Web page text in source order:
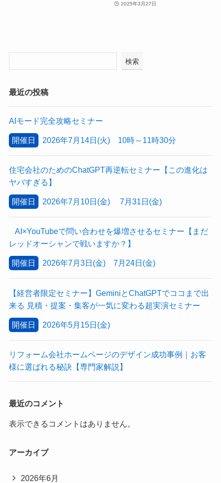
2025年3月27日
検索
最近の投稿
AIモード完全攻略セミナー
開催日 2026年7月14日(火) 10時～11時30分
住宅会社のためのChatGPT再逆転セミナー【この進化は
ヤバすぎる】
開催日 2026年7月10日(金) 7月31日(金)
AI×YouTubeで問い合わせを爆増させるセミナー【まだ
レッドオーシャンで戦いますか？】
開催日 2026年7月3日(金) 7月24日(金)
【経営者限定セミナー】GeminiとChatGPTでココまで出
来る 見積・提案・集客が一気に変わる超実演セミナー
開催日 2026年5月15日(金)
リフォーム会社ホームページのデザイン成功事例｜お客
様に選ばれる秘訣【専門家解説】
最近のコメント
表示できるコメントはありません。
アーカイブ
2026年6月